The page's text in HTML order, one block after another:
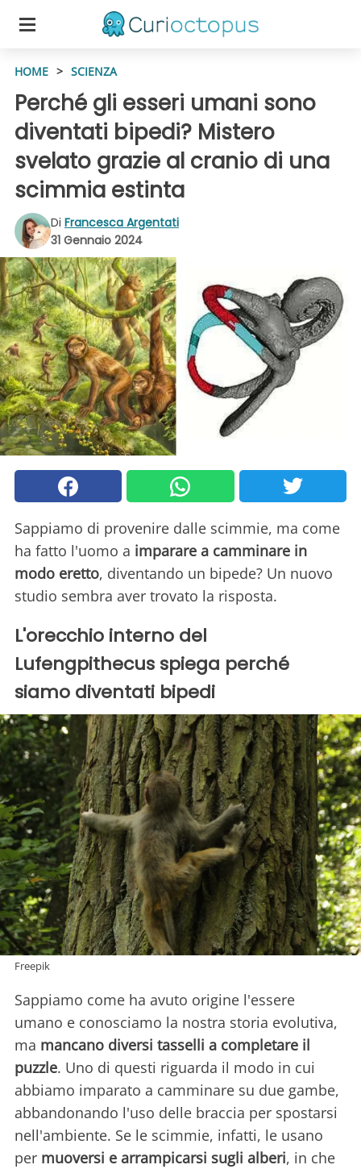
HOME > SCIENZA
Perché gli esseri umani sono
diventati bipedi? Mistero
svelato grazie al cranio di una
scimmia estinta
Di Francesca Argentati
31 Gennaio 2024
Sappiamo di provenire dalle scimmie, ma come
ha fatto l'uomo a imparare a camminare in
modo eretto, diventando un bipede? Un nuovo
studio sembra aver trovato la risposta.
L'orecchio interno del
Lufengpithecus spiega perché
siamo diventati bipedi
Freepik
Sappiamo come ha avuto origine l'essere
umano e conosciamo la nostra storia evolutiva,
ma mancano diversi tasselli a completare il
puzzle. Uno di questi riguarda il modo in cui
abbiamo imparato a camminare su due gambe,
abbandonando l'uso delle braccia per spostarsi
nell'ambiente. Se le scimmie, infatti, le usano
per muoversi e arrampicarsi sugli alberi, in che